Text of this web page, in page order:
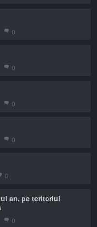
0
0
0
0
0
an, pe teritoriul
0